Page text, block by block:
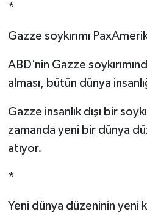
*
Gazze soykırımı
ABD’nin Gazze
alması, bütün dünya
Gazze insanlık dışı bir
zamanda yeni bir dünya
atıyor.
*
Yeni dünya düzeninin yeni